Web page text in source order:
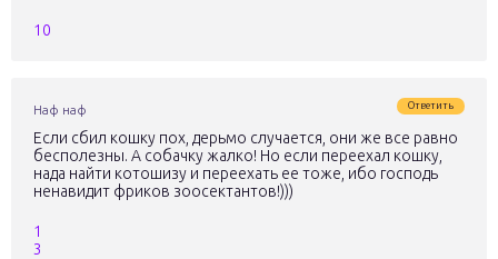
10
Наф наф Ответить
Если сбил кошку пох, дерьмо случается, они же все равно
бесполезны. А собачку жалко! Но если переехал кошку,
нада найти котошизу и переехать ее тоже, ибо господь
ненавидит фриков зоосектантов!)))
1
3